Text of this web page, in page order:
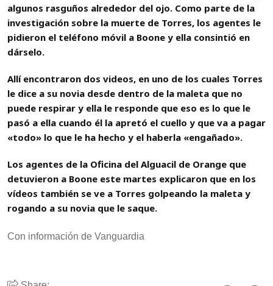
algunos rasguños alrededor del ojo. Como parte de la
investigación sobre la muerte de Torres, los agentes le
pidieron el teléfono móvil a Boone y ella consintió en
dárselo.
Allí encontraron dos videos, en uno de los cuales Torres
le dice a su novia desde dentro de la maleta que no
puede respirar y ella le responde que eso es lo que le
pasó a ella cuando él la apretó el cuello y que va a pagar
«todo» lo que le ha hecho y el haberla «engañado».
Los agentes de la Oficina del Alguacil de Orange que
detuvieron a Boone este martes explicaron que en los
vídeos también se ve a Torres golpeando la maleta y
rogando a su novia que le saque.
Con información de Vanguardia